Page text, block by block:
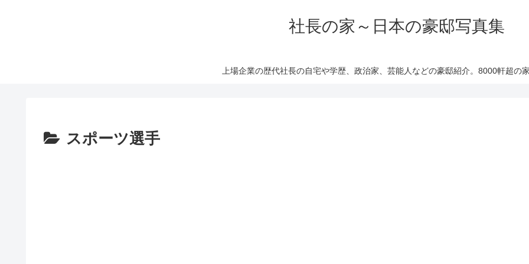
社長の家～日本の豪邸写真集
上場企業の歴代社長の自宅や学歴、政治家、芸能人などの豪邸紹介。8000軒超の家
スポーツ選手